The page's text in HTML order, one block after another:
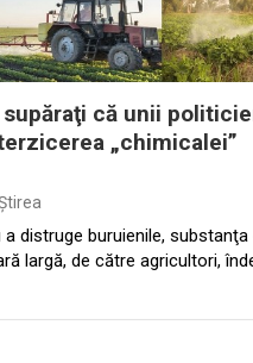
că unii
„chimicalei”
distruge buruienile, substanţa
largă, de către agricultori,